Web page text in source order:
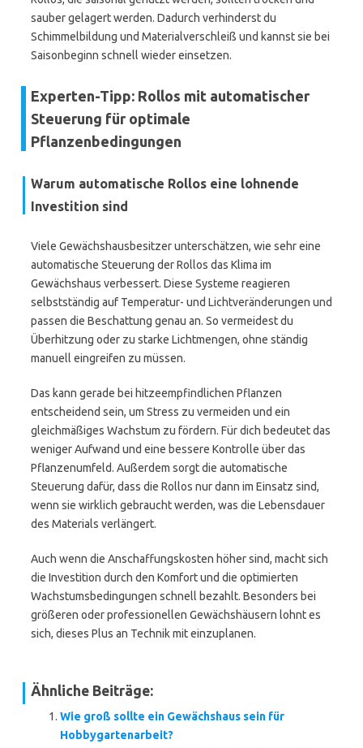
sauber gelagert werden. Dadurch verhinderst du
Schimmelbildung und Materialverschleiß und kannst sie bei
Saisonbeginn schnell wieder einsetzen.
Experten-Tipp: Rollos mit automatischer
Steuerung für optimale
Pflanzenbedingungen
Warum automatische Rollos eine lohnende
Investition sind
Viele Gewächshausbesitzer unterschätzen, wie sehr eine
automatische Steuerung der Rollos das Klima im
Gewächshaus verbessert. Diese Systeme reagieren
selbstständig auf Temperatur- und Lichtveränderungen und
passen die Beschattung genau an. So vermeidest du
Überhitzung oder zu starke Lichtmengen, ohne ständig
manuell eingreifen zu müssen.
Das kann gerade bei hitzeempfindlichen Pflanzen
entscheidend sein, um Stress zu vermeiden und ein
gleichmäßiges Wachstum zu fördern. Für dich bedeutet das
weniger Aufwand und eine bessere Kontrolle über das
Pflanzenumfeld. Außerdem sorgt die automatische
Steuerung dafür, dass die Rollos nur dann im Einsatz sind,
wenn sie wirklich gebraucht werden, was die Lebensdauer
des Materials verlängert.
Auch wenn die Anschaffungskosten höher sind, macht sich
die Investition durch den Komfort und die optimierten
Wachstumsbedingungen schnell bezahlt. Besonders bei
größeren oder professionellen Gewächshäusern lohnt es
sich, dieses Plus an Technik mit einzuplanen.
Ähnliche Beiträge:
Wie groß sollte ein Gewächshaus sein für
Hobbygartenarbeit?